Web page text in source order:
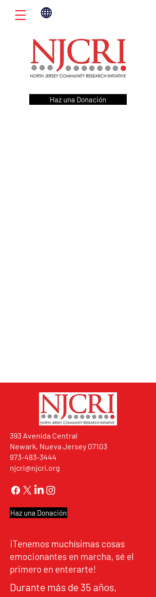
Haz una Donación
393 Avenida Central
Newark, Nueva Jersey 07103
973-483-3444
njcri@njcri.org
Haz una Donación
¡Tenemos muchísimas cosas
emocionantes en marcha, sé el
primero en enterarte!
Durante más de 35 años,